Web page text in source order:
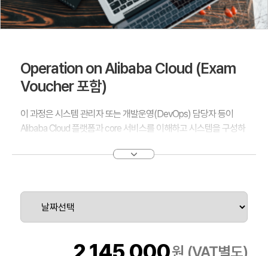
Operation on Alibaba Cloud (Exam
Voucher 포함)
이 과정은 시스템 관리자 또는 개발운영(DevOps) 담당자 등이
Alibaba Cloud 플랫폼과 core 서비스를 이해하고 시스템을 구성하
또한, Alibaba 클라우드에서 보안을 유지할 수 있도록 Alibaba 클라
원 (VAT별도)